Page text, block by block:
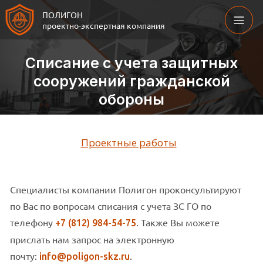
ПОЛИГОН
проектно-экспертная компания
Списание с учета защитных
сооружений гражданской
обороны
Проектные работы
Специалисты компании Полигон проконсультируют
по Вас по вопросам cписания с учета ЗС ГО по
телефону +7 (812) 984-54-75. Также Вы можете
прислать нам запрос на электронную
почту: info@poligon-skz.ru.